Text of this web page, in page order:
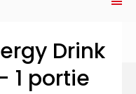
Drink
1 portie